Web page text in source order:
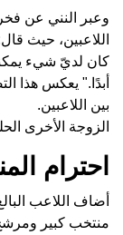
وعبر النني عن
اللاعبين، حيث
كان لديّ شيء
أبدًا." يعكس هذا
بين اللاعبين.
الزوجة الأخرى
احترام
منتخب كبير ومرشح